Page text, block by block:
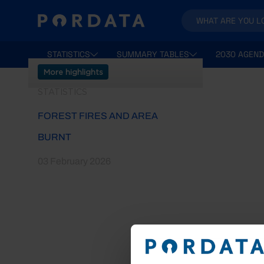
STATISTICS SUMMARY TABLES 2030
More highlights
FOREST FIRES AND AREA
BURNT